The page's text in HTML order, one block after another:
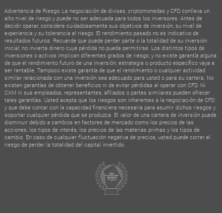
Advertencia de Riesgo: La negociación de divisas, criptomonedas y CFD conlleva un
alto nivel de riesgo y puede no ser adecuada para todos los inversores. Antes de
decidir operar, considere cuidadosamente sus objetivos de inversión, su nivel de
experiencia y su tolerancia al riesgo. El rendimiento pasado no es indicativo de
resultados futuros. Recuerde que puede perder parte o la totalidad de su inversión
inicial; no invierta dinero cuya pérdida no pueda permitirse. Los distintos tipos de
inversiones o activos implican diferentes grados de riesgo, y no existe garantía alguna
de que el rendimiento futuro de una inversión, estrategia o producto específico vaya a
ser rentable. Tampoco existe garantía de que el rendimiento o cualquier actividad
similar relacionada con una inversión sea adecuado para usted o para su cartera. No
existen garantías de obtener beneficios ni de evitar pérdidas al operar con CFD. Ni
CXM ni sus empleados, representantes, afiliados o partes similares pueden ofrecer
tales garantías. Usted acepta que los riesgos son inherentes a la negociación de CFD
y que debe contar con la capacidad financiera necesaria para asumir dichos riesgos y
soportar cualquier pérdida que se produzca. El valor de una cartera de inversión puede
disminuir debido a cambios en factores de mercado como los precios de las
acciones, los tipos de interés, los precios de las materias primas y los tipos de
cambio. En caso de cualquier fluctuación negativa de precios, usted puede correr el
riesgo de perder la totalidad del capital invertido.